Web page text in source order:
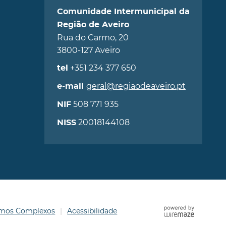
Comunidade Intermunicipal da
Região de Aveiro
Rua do Carmo, 20
3800-127 Aveiro
tel +351 234 377 650
e-mail geral@regiaodeaveiro.pt
NIF508 771 935
NISS20018144108
Complexos Acessibilidade